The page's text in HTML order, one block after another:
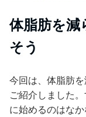
体脂肪を減
そう
今回は、体脂肪
ご紹介しました
に始めるのはな